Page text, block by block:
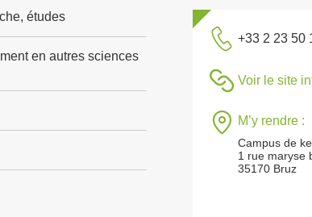
études
en autres sciences
+33 2 23 50
Voir le site
M’y rendre :
Campus de
1 rue maryse
35170 Bruz